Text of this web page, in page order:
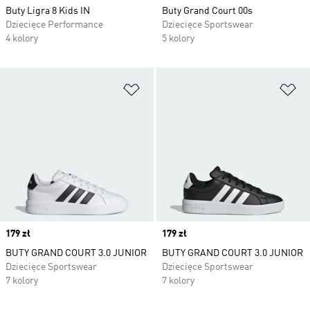
Buty Ligra 8 Kids IN
Dziecięce Performance
4 kolory
Buty Grand Court 00s
Dziecięce Sportswear
5 kolory
Price
179 zł
BUTY GRAND COURT 3.0 JUNIOR
Dziecięce Sportswear
7 kolory
Price
179 zł
BUTY GRAND COURT 3.0 JUNIOR
Dziecięce Sportswear
7 kolory